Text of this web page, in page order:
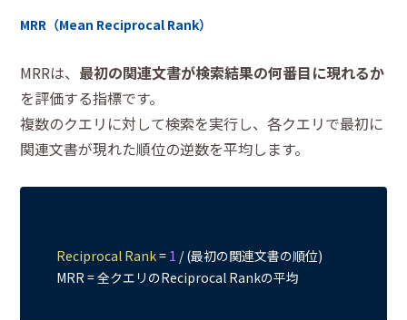
MRR（Mean Reciprocal Rank）
MRRは、 最初の関連文書が検索結果の何番目に現れるか
を評価する指標です。
複数のクエリに対して検索を実行し、各クエリで最初に
関連文書が現れた順位の逆数を平均します。
Reciprocal Rank= 1 / (最初の関連文書の順位)